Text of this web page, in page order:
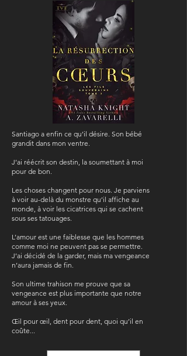
Santiago a enfin ce qu’il désire. Son bébé
grandit dans mon ventre.
J’ai réécrit son destin, la soumettant à moi
pour de bon.
Les choses changent pour nous. Je parviens
à voir au-delà du monstre qu’il affiche au
monde, à voir les cicatrices qui se cachent
sous ses tatouages.
L’amour est une faiblesse que les hommes
comme moi ne peuvent pas se permettre.
J’ai décidé de la garder, mais ma vengeance
n’aura jamais de fin.
Son ultime trahison me prouve que sa
vengeance est plus importante que notre
amour à ses yeux.
Œil pour œil, dent pour dent, quoi qu’il en
coûte...